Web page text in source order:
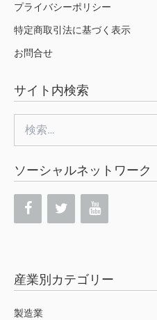
プライバシーポリシー
特定商取引法に基づく表示
お問合せ
サイト内検索
索:
ソーシャルネットワーク
産業別カテゴリー
製造業